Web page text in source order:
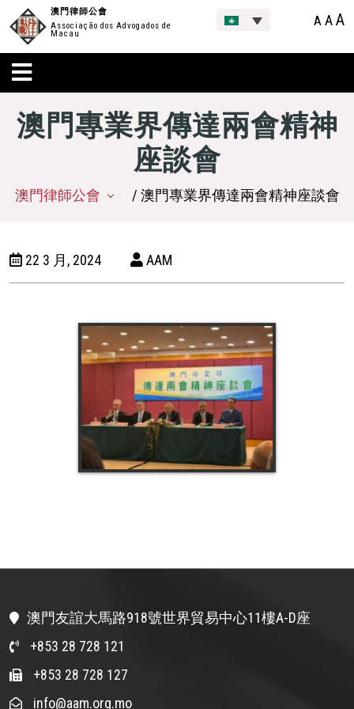
澳門律師公會
Associação dos Advogados de
Macau
A AA
澳門專業界傳達兩會精神
座談會
澳門律師公會 / 澳門專業界傳達兩會精神座談會
22 3 月, 2024 AAM
澳門友誼大馬路918號世界貿易中心11樓A-D座
+853 28 728 121
+853 28 728 127
info@aam.org.mo